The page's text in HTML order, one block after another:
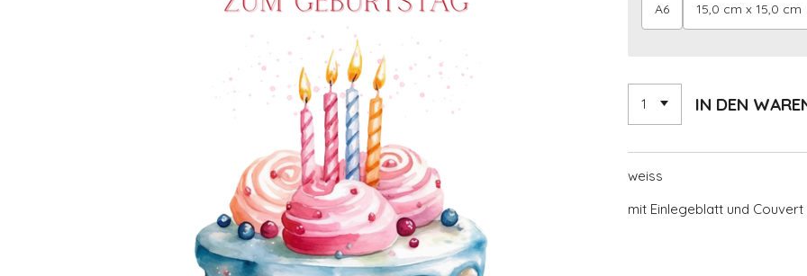
A6 15,0 cm x 15,0 cm
IN DEN
weiss
mit Einlegeblatt und Couvert